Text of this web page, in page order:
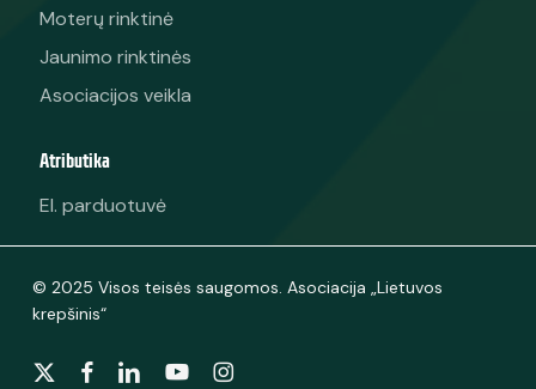
Moterų rinktinė
Jaunimo rinktinės
Asociacijos veikla
Atributika
El. parduotuvė
© 2025 Visos teisės saugomos. Asociacija „Lietuvos
krepšinis“
x-
facebooklinkedinyoutubeinstagram